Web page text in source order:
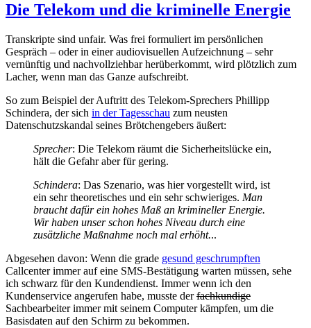
Die Telekom und die kriminelle Energie
Transkripte sind unfair. Was frei formuliert im persönlichen
Gespräch – oder in einer audiovisuellen Aufzeichnung – sehr
vernünftig und nachvollziehbar herüberkommt, wird plötzlich zum
Lacher, wenn man das Ganze aufschreibt.
So zum Beispiel der Auftritt des Telekom-Sprechers Phillipp
Schindera, der sich in der Tagesschau zum neusten
Datenschutzskandal seines Brötchengebers äußert:
Sprecher: Die Telekom räumt die Sicherheitslücke ein,
hält die Gefahr aber für gering.
Schindera: Das Szenario, was hier vorgestellt wird, ist
ein sehr theoretisches und ein sehr schwieriges. Man
braucht dafür ein hohes Maß an krimineller Energie.
Wir haben unser schon hohes Niveau durch eine
zusätzliche Maßnahme noch mal erhöht...
Abgesehen davon: Wenn die grade gesund geschrumpften
Callcenter immer auf eine SMS-Bestätigung warten müssen, sehe
ich schwarz für den Kundendienst. Immer wenn ich den
Kundenservice angerufen habe, musste derfachkundige
Sachbearbeiter immer mit seinem Computer kämpfen, um die
Basisdaten auf den Schirm zu bekommen.